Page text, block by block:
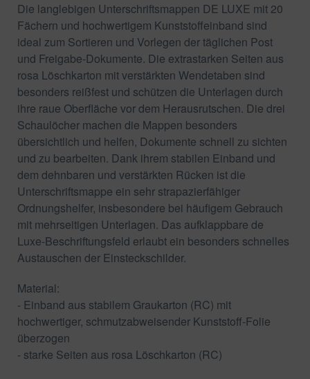
Die langlebigen Unterschriftsmappen DE LUXE mit 20
Fächern und hochwertigem Kunststoffeinband sind
ideal zum Sortieren und Vorlegen der täglichen Post
und Freigabe-Dokumente. Die extrastarken Seiten aus
rosa Löschkarton mit verstärkten Wendetaben sind
besonders reißfest und schützen die Unterlagen durch
ihre raue Oberfläche vor dem Herausrutschen. Die drei
Schaulöcher machen die Mappen besonders
übersichtlich und helfen, Dokumente schnell zu sichten
und zu bearbeiten. Dank ihrem stabilen Einband und
dem dehnbaren und verstärkten Rücken ist die
Unterschriftsmappe ein sehr strapazierfähiger
Ordnungshelfer, insbesondere bei häufigem Gebrauch
mit mehrseitigen Unterlagen. Das aufklappbare de
Luxe-Beschriftungsfeld erlaubt ein besonders schnelles
Austauschen der Einsteckschilder.
Material:
- Einband aus stabilem Graukarton (RC) mit
hochwertiger, schmutzabweisender Kunststoff-Folie
überzogen
- starke Seiten aus rosa Löschkarton (RC)